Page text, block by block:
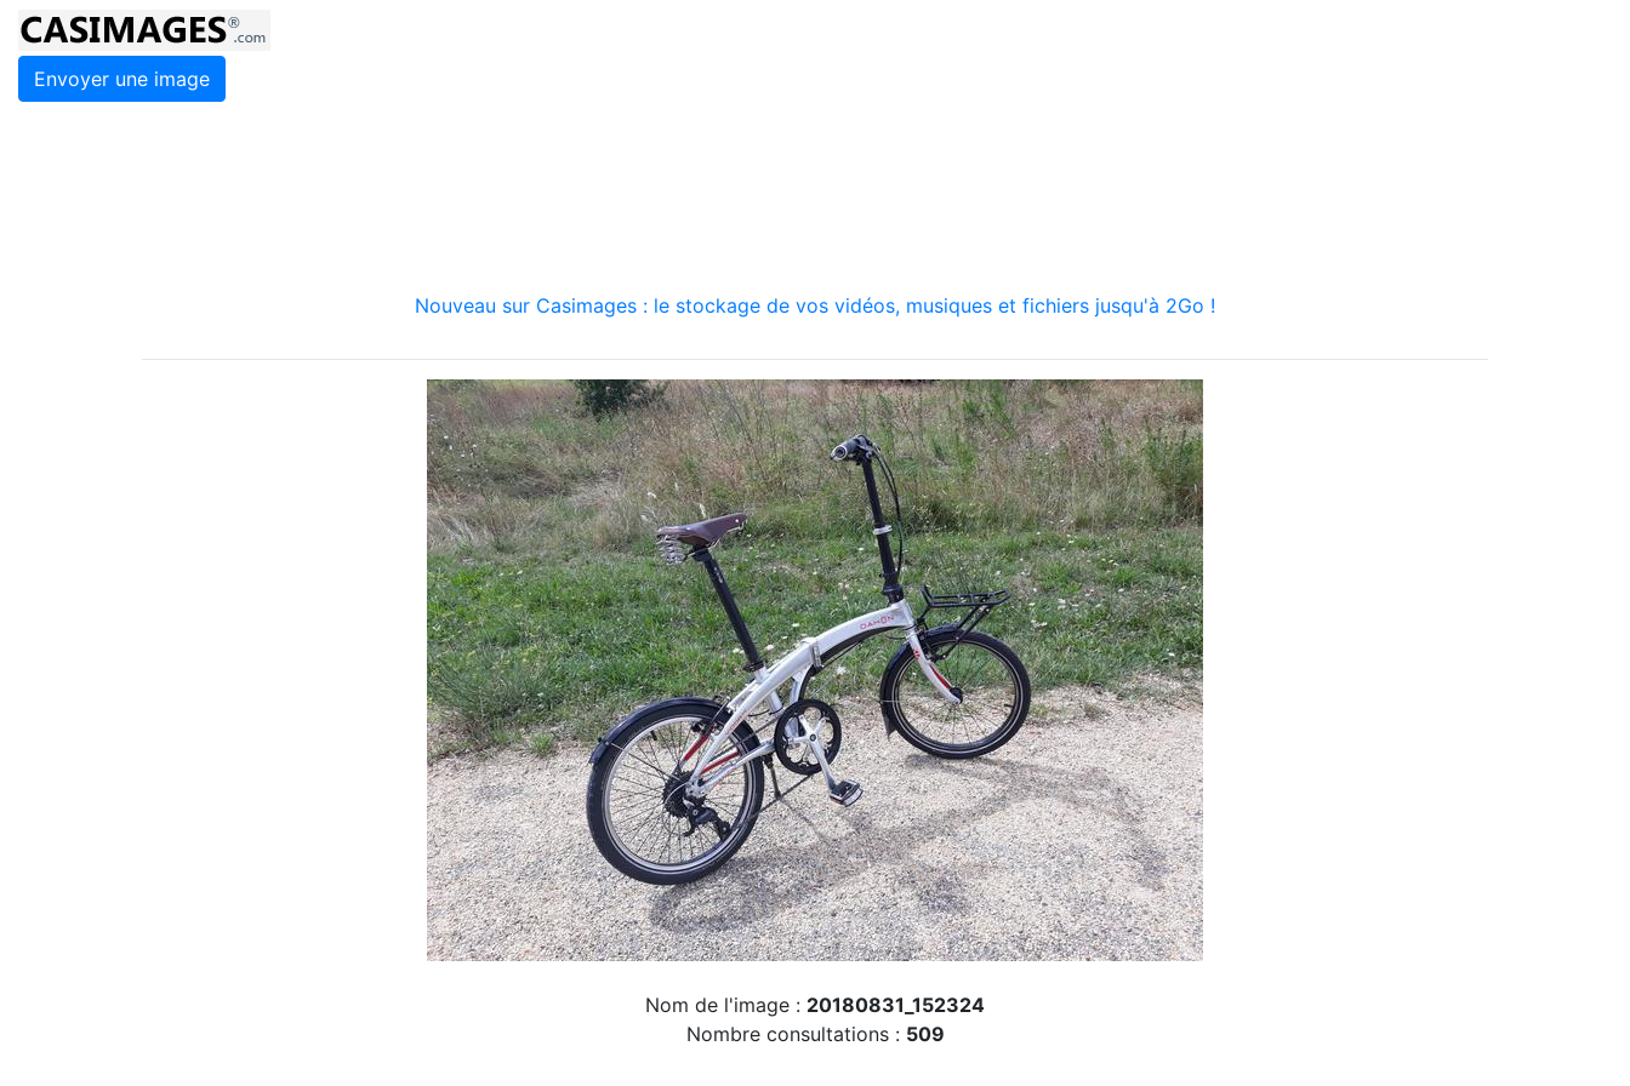
Envoyer une image
Nouveau sur Casimages : le stockage de vos vidéos, musiques et fichiers jusqu'à 2Go !
Nom de l'image : 20180831_152324
Nombre consultations : 509